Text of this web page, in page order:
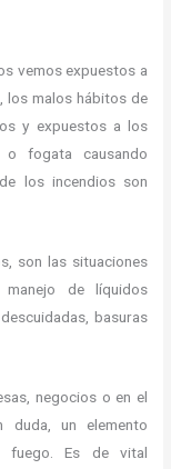
vemos expuestos a
los malos hábitos de
y expuestos a los
fogata causando
los incendios son
son las situaciones
de líquidos
basuras
negocios o en el
un elemento
fuego. Es de vital